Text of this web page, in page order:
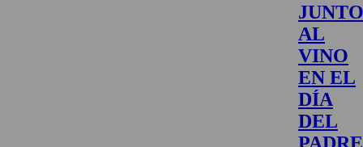
JUNTO
AL
VINO
EN EL
DÍA
DEL
PADRE